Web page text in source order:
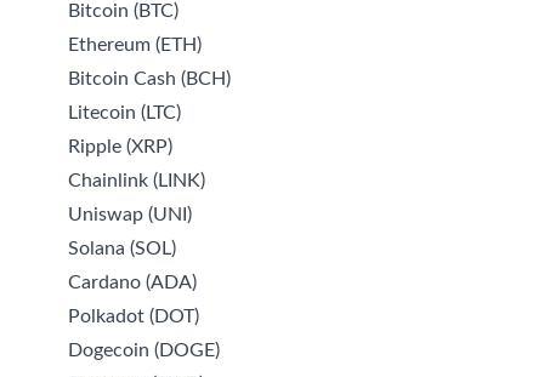
Bitcoin (BTC)
Ethereum (ETH)
Bitcoin Cash (BCH)
Litecoin (LTC)
Ripple (XRP)
Chainlink (LINK)
Uniswap (UNI)
Solana (SOL)
Cardano (ADA)
Polkadot (DOT)
Dogecoin (DOGE)